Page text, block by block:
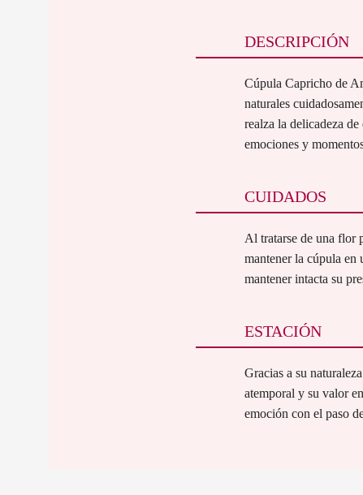
DESCRIPCIÓN
Cúpula Capricho de
naturales
realza la delicadeza
emociones y
CUIDADOS
Al tratarse de una flor
mantener la cúpula en
mantener intacta su
ESTACIÓN
Gracias a su
atemporal y su valor
emoción con el paso